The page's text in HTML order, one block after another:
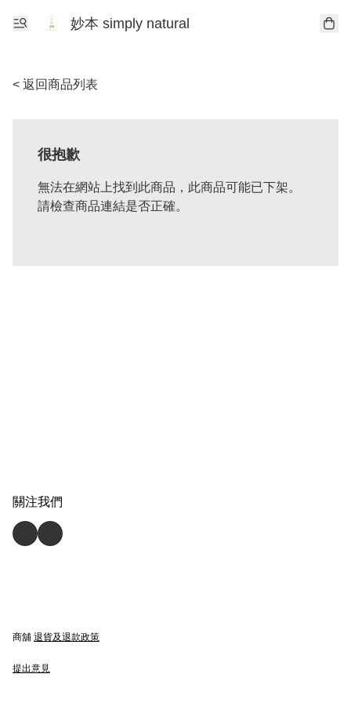
妙本 simply natural
< 返回商品列表
很抱歉
無法在網站上找到此商品，此商品可能已下架。
請檢查商品連結是否正確。
關注我們
商舖 退貨及退款政策
提出意見